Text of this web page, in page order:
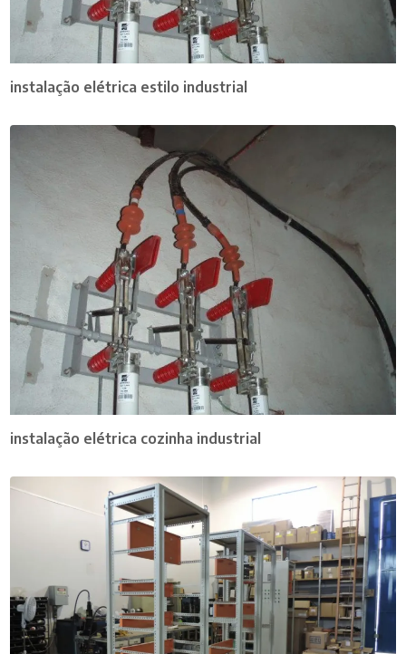
instalação elétrica estilo industrial
instalação elétrica cozinha industrial